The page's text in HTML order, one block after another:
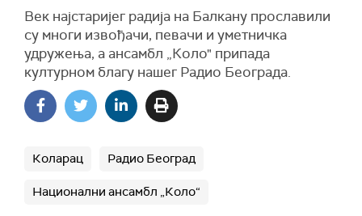
Век најстаријег радија на Балкану прославили
су многи извођачи, певачи и уметничка
удружења, а ансамбл „Коло" припада
културном благу нашег Радио Београда.
Коларац Радио Београд
Национални ансамбл „Коло“